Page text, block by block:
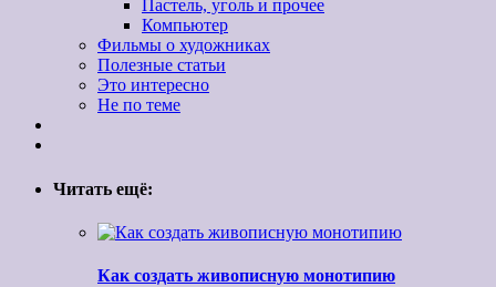
Пастель, уголь и прочее
Компьютер
Фильмы о художниках
Полезные статьи
Это интересно
Не по теме
Читать ещё:
Как создать живописную монотипию